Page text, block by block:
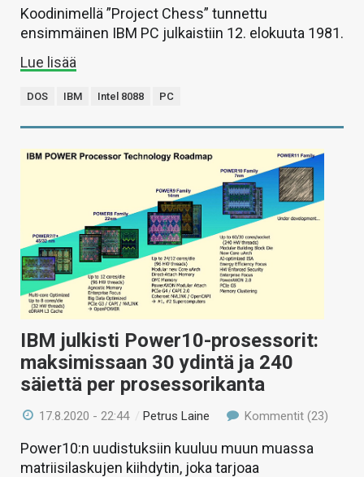
Koodinimellä ”Project Chess” tunnettu
ensimmäinen IBM PC julkaistiin 12. elokuuta 1981.
Lue lisää
DOS IBM Intel 8088 PC
IBM julkisti Power10-prosessorit:
maksimissaan 30 ydintä ja 240
säiettä per prosessorikanta
17.8.2020 - 22:44 /Petrus Laine Kommentit (23)
Power10:n uudistuksiin kuuluu muun muassa
matriisilaskujen kiihdytin, joka tarjoaa